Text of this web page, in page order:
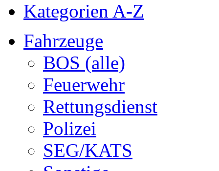
Kategorien A-Z
Fahrzeuge
BOS (alle)
Feuerwehr
Rettungsdienst
Polizei
SEG/KATS